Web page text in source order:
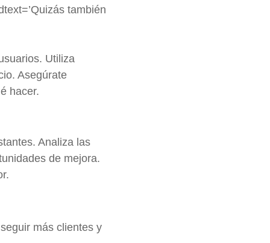
también
Utiliza
Asegúrate
hacer.
Analiza las
de mejora.
más clientes y